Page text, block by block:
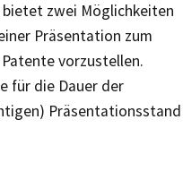
zwei Möglichkeiten
Präsentation zum
vorzustellen.
für die Dauer der
Präsentationsstand